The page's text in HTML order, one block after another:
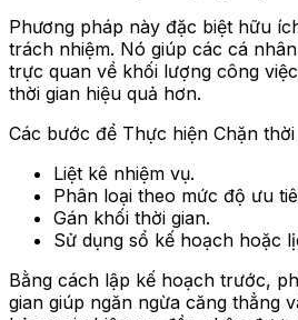
Phương pháp này đặc biệt hữu
trách nhiệm. Nó giúp các cá
trực quan về khối lượng công
thời gian hiệu quả hơn.
Các bước để Thực hiện Chặn thời
Liệt kê nhiệm vụ.
Phân loại theo mức độ ưu
Gán khối thời gian.
Sử dụng sổ kế hoạch hoặc
Bằng cách lập kế hoạch trước,
gian giúp ngăn ngừa căng thẳng